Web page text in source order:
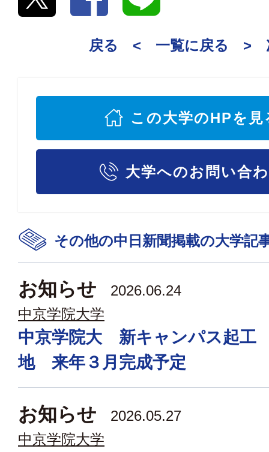
戻る < 一覧に戻る >
この大学のHPを見
大学へのお問い合
その他の中日新聞掲載の大学記
お知らせ
2026.06.24
中京学院大学
中京学院大 新キャンパス起工
地 来年３月完成予定
お知らせ
2026.05.27
中京学院大学